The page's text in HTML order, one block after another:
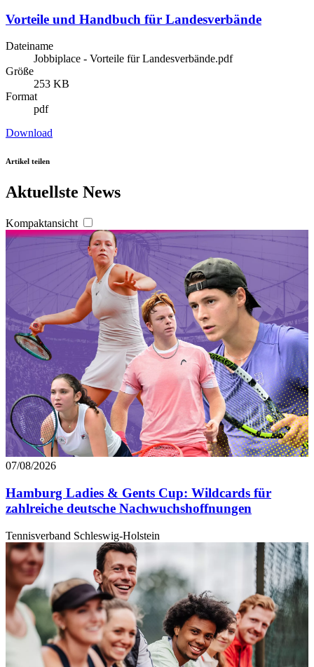
Vorteile und Handbuch für Landesverbände
Dateiname
Jobbiplace - Vorteile für Landesverbände.pdf
Größe
253 KB
Format
pdf
Download
Artikel teilen
Aktuellste News
Kompaktansicht
07/08/2026
Hamburg Ladies & Gents Cup: Wildcards für
zahlreiche deutsche Nachwuchshoffnungen
Tennisverband Schleswig-Holstein